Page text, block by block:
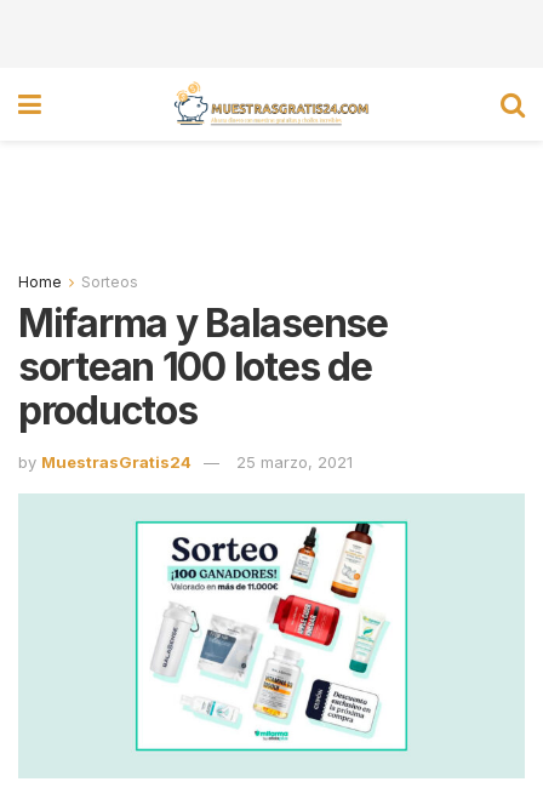
Home Sorteos
Mifarma y Balasense
sortean 100 lotes de
productos
by MuestrasGratis24 25 marzo, 2021